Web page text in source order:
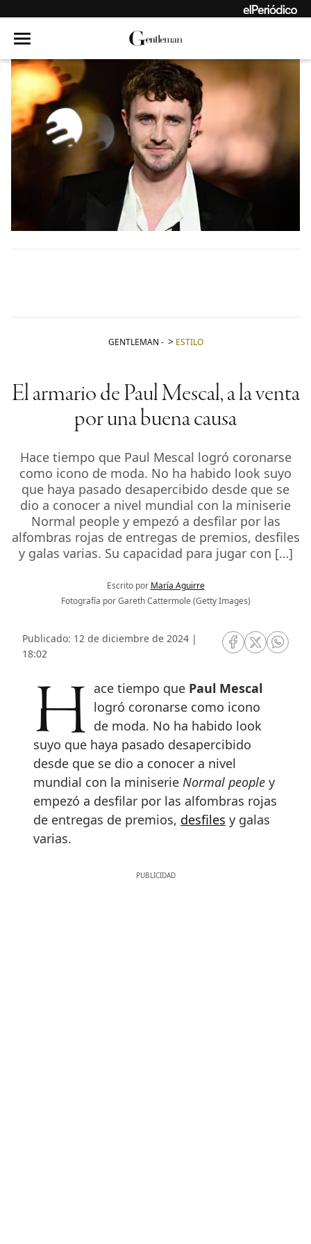
GENTLEMAN - ESTILO
El armario de Paul Mescal, a la venta
por una buena causa
Hace tiempo que Paul Mescal logró coronarse
como icono de moda. No ha habido look suyo
que haya pasado desapercibido desde que se
dio a conocer a nivel mundial con la miniserie
Normal people y empezó a desfilar por las
alfombras rojas de entregas de premios, desfiles
y galas varias. Su capacidad para jugar con […]
Escrito por María Aguirre
Fotografía por Gareth Cattermole (Getty Images)
Publicado: 12 de diciembre de 2024 |
18:02
RRSS Facebook
RRSSRRSS
Hace tiempo que Paul Mescal
logró coronarse como icono
de moda. No ha habido look
suyo que haya pasado desapercibido
desde que se dio a conocer a nivel
mundial con la miniserie Normal people y
empezó a desfilar por las alfombras rojas
de entregas de premios, desfiles y galas
varias.